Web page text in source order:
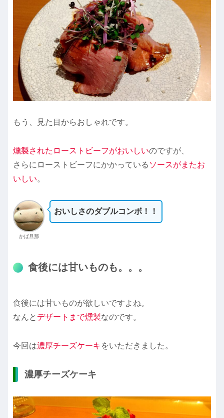
もう、見た目からおしゃれです。
燻製されたローストビーフがおいしいのですが、
さらにローストビーフにかかっている ソースがまたお
いしい。
かば旦那
おいしさのダブルコンボ！！
食後には甘いものも。。。
食後には甘いものが欲しいですよね。
なんと デザートまで燻製なのです。
今回は濃厚チーズケーキ をいただきました。
濃厚チーズケーキ